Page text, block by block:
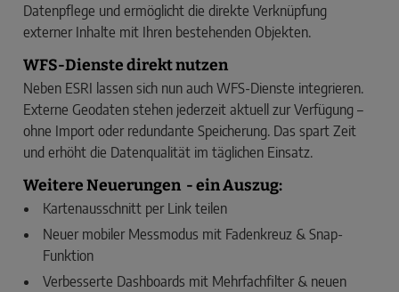
Datenpflege und ermöglicht die direkte Verknüpfung
externer Inhalte mit Ihren bestehenden Objekten.
WFS-Dienste direkt nutzen
Neben ESRI lassen sich nun auch WFS-Dienste integrieren.
Externe Geodaten stehen jederzeit aktuell zur Verfügung –
ohne Import oder redundante Speicherung. Das spart Zeit
und erhöht die Datenqualität im täglichen Einsatz.
Weitere Neuerungen - ein Auszug:
Kartenausschnitt per Link teilen
Neuer mobiler Messmodus mit Fadenkreuz & Snap-
Funktion
Verbesserte Dashboards mit Mehrfachfilter & neuen